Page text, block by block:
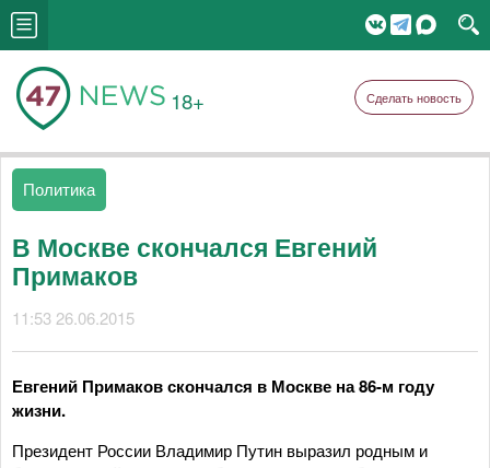
18+ Сделать новость
Политика
В Москве скончался Евгений
Примаков
11:53 26.06.2015
Евгений Примаков скончался в Москве на 86-м году
жизни.
Президент России Владимир Путин выразил родным и